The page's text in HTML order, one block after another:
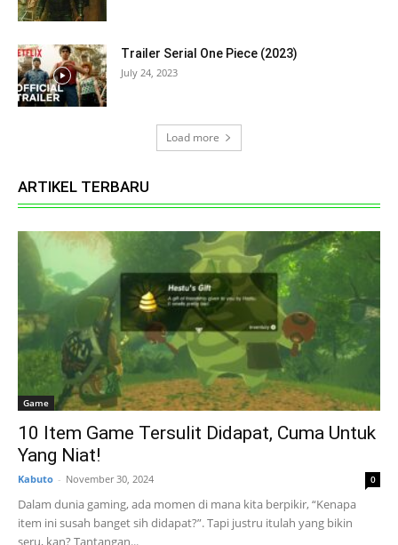
Trailer Serial One Piece (2023)
July 24, 2023
Load more
ARTIKEL TERBARU
Game
10 Item Game Tersulit Didapat, Cuma Untuk
Yang Niat!
Kabuto - November 30, 2024 0
Dalam dunia gaming, ada momen di mana kita berpikir, “Kenapa
item ini susah banget sih didapat?”. Tapi justru itulah yang bikin
seru, kan? Tantangan...